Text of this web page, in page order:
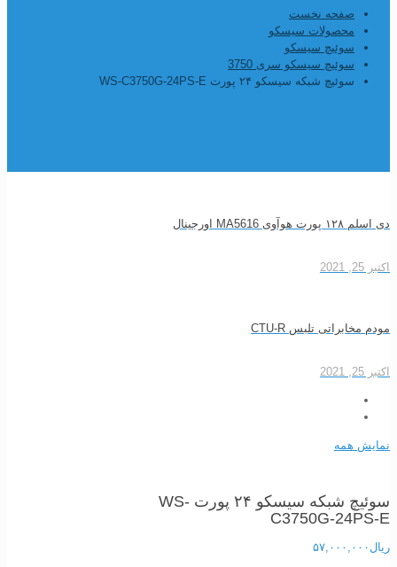
صفحه نخست
محصولات سیسکو
سوئیچ سیسکو
سوئیچ سیسکو سری 3750
سوئیچ شبکه سیسکو ۲۴ پورت WS-C3750G-24PS-E
دی اسلم ۱۲۸ پورت هوآوی MA5616 اورجینال
اکتبر 25, 2021
مودم مخابراتی تلبس CTU-R
اکتبر 25, 2021
نمایش همه
سوئیچ شبکه سیسکو ۲۴ پورت WS-
C3750G-24PS-E
ریال ۵۷,۰۰۰,۰۰۰